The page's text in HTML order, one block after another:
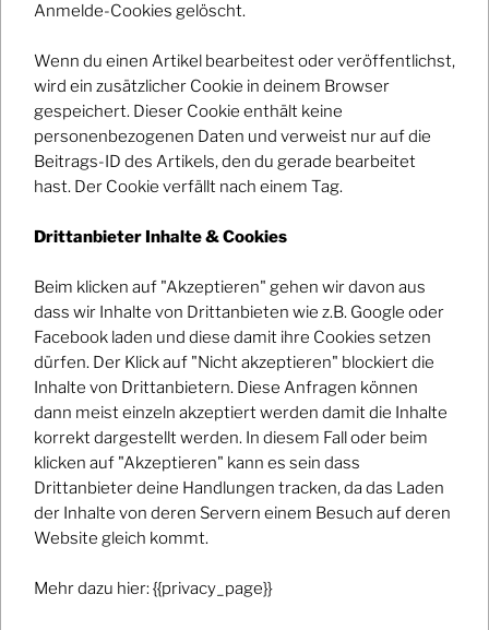
2017-04-23 to
2017-04-23
Ort
Ampere München
WITH <3 FROM THE SLOW NIGHTS
Impressum / Datenschutz
FacebookInstagram
Anmelde-Cookies gelöscht.
Wenn du einen Artikel bearbeitest oder veröffentlichst,
wird ein zusätzlicher Cookie in deinem Browser
gespeichert. Dieser Cookie enthält keine
personenbezogenen Daten und verweist nur auf die
Beitrags-ID des Artikels, den du gerade bearbeitet
hast. Der Cookie verfällt nach einem Tag.
Drittanbieter Inhalte & Cookies
Beim klicken auf "Akzeptieren" gehen wir davon aus
dass wir Inhalte von Drittanbieten wie z.B. Google oder
Facebook laden und diese damit ihre Cookies setzen
dürfen. Der Klick auf "Nicht akzeptieren" blockiert die
Inhalte von Drittanbietern. Diese Anfragen können
dann meist einzeln akzeptiert werden damit die Inhalte
korrekt dargestellt werden. In diesem Fall oder beim
klicken auf "Akzeptieren" kann es sein dass
Drittanbieter deine Handlungen tracken, da das Laden
der Inhalte von deren Servern einem Besuch auf deren
Website gleich kommt.
Mehr dazu hier: {{privacy_page}}